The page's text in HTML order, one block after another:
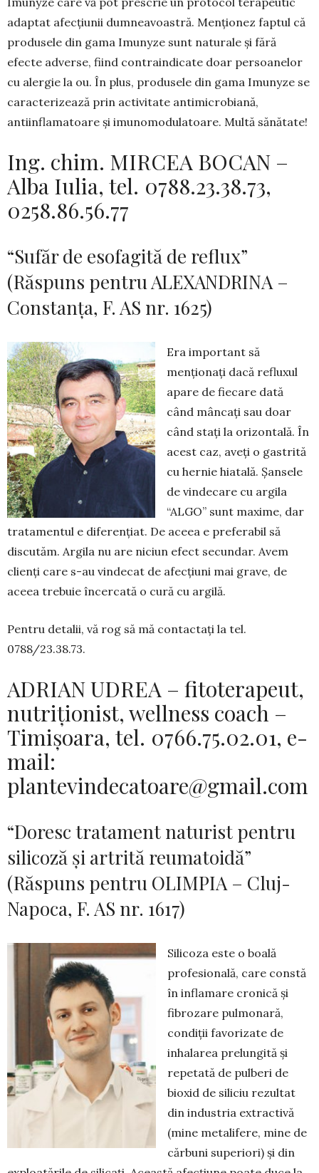
adaptat afecţiunii dumneavoastră. Menţionez faptul că
produsele din gama Imunyze sunt naturale şi fără
efecte adverse, fiind contraindicate doar persoanelor
cu alergie la ou. În plus, produsele din gama Imunyze se
caracterizează prin activitate antimicrobiană,
antiinflamatoare și imunomodulatoare. Multă sănătate!
Ing. chim. MIRCEA BOCAN –
Alba Iulia, tel. 0788.23.38.73,
0258.86.56.77
“Sufăr de esofagită de reflux”
(Răspuns pentru ALEXANDRINA –
Constanța, F. AS nr. 1625)
Era important să
menționați dacă refluxul
apare de fiecare dată
când mâncați sau doar
când stați la orizontală. În
acest caz, aveți o gastrită
cu hernie hiatală. Șansele
de vindecare cu argila
“ALGO” sunt maxime, dar
tratamentul e diferențiat. De aceea e preferabil să
discutăm. Argila nu are niciun efect secundar. Avem
clienți care s-au vindecat de afecțiuni mai grave, de
aceea trebuie încercată o cură cu argilă.
Pentru detalii, vă rog să mă contactați la tel.
0788/23.38.73.
ADRIAN UDREA – fitoterapeut,
nutriționist, wellness coach –
Timișoara, tel. 0766.75.02.01, e-
mail:
plantevindecatoare@gmail.com
“Doresc tratament naturist pentru
silicoză și artrită reumatoidă”
(Răspuns pentru OLIMPIA – Cluj-
Napoca, F. AS nr. 1617)
Silicoza este o boală
profesională, care constă
în inflamare cronică și
fibrozare pulmonară,
condiții favorizate de
inhalarea prelungită și
repetată de pulberi de
bioxid de siliciu rezultat
din industria extractivă
(mine metalifere, mine de
cărbuni superiori) și din